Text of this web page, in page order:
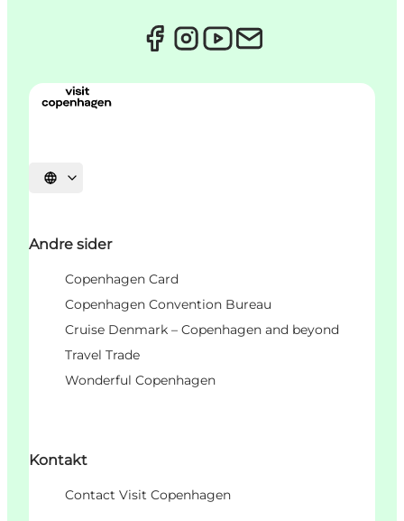
Select language
Andre sider
Copenhagen Card
Copenhagen Convention Bureau
Cruise Denmark – Copenhagen and beyond
Travel Trade
Wonderful Copenhagen
Kontakt
Contact Visit Copenhagen